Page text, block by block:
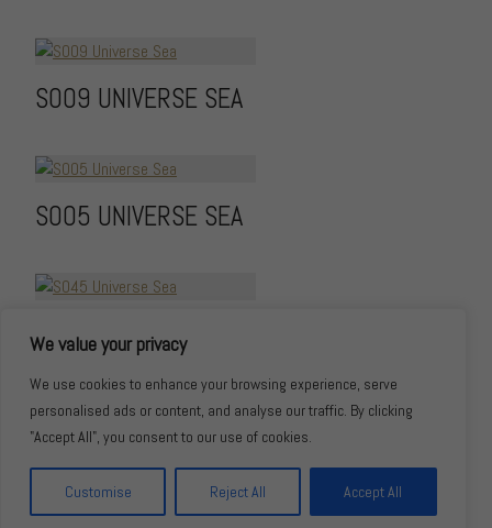
We value your privacy
We use cookies to enhance your browsing experience, serve
personalised ads or content, and analyse our traffic. By clicking
"Accept All", you consent to our use of cookies.
Customise Reject All Accept All
S009 UNIVERSE SEA
S005 UNIVERSE SEA
S045 UNIVERSE SEA